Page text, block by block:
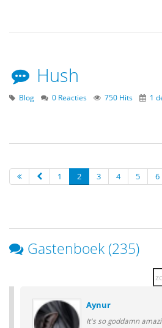
Hush
Blog 0 Reacties 750 Hits 1
1 2 3 4 5 6
Gastenboek (235)
Aynur
It's so goddamn